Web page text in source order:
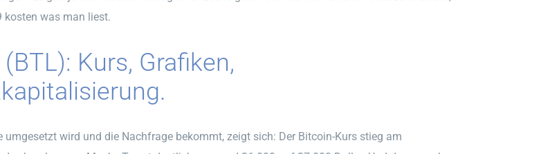
kosten was man liest.
Kurs, Grafiken,
umgesetzt wird und die Nachfrage bekommt, zeigt sich: Der Bitcoin-Kurs stieg am